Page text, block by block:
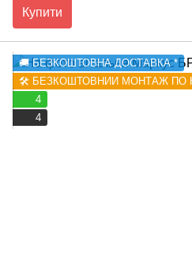
Купити
🚚 БЕЗКОШТОВНА ДОСТАВКА *
🛠️ БЕЗКОШТОВНИЙ МОНТАЖ ПО
4
4